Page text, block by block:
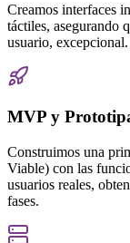
Creamos interfaces
táctiles, asegurando
usuario, excepcional.
MVP y
Construimos una
Viable) con las
usuarios reales,
fases.